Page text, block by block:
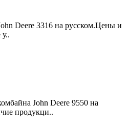
Deere 3316 на русском.Цены и
John Deere 9550 на
продукци..